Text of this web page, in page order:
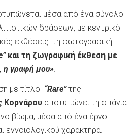
μέσα από ένα σύνολο
δράσεων, με κεντρικό
εκθέσεις: τη φωτογραφική
” και τη ζωγραφική έκθεση με
η γραφή μου».
με τίτλο “Rare”της
Κορνάρου αποτυπώνει τη σπάνια
βίωμα, μέσα από ένα έργο
εννοιολογικού χαρακτήρα.